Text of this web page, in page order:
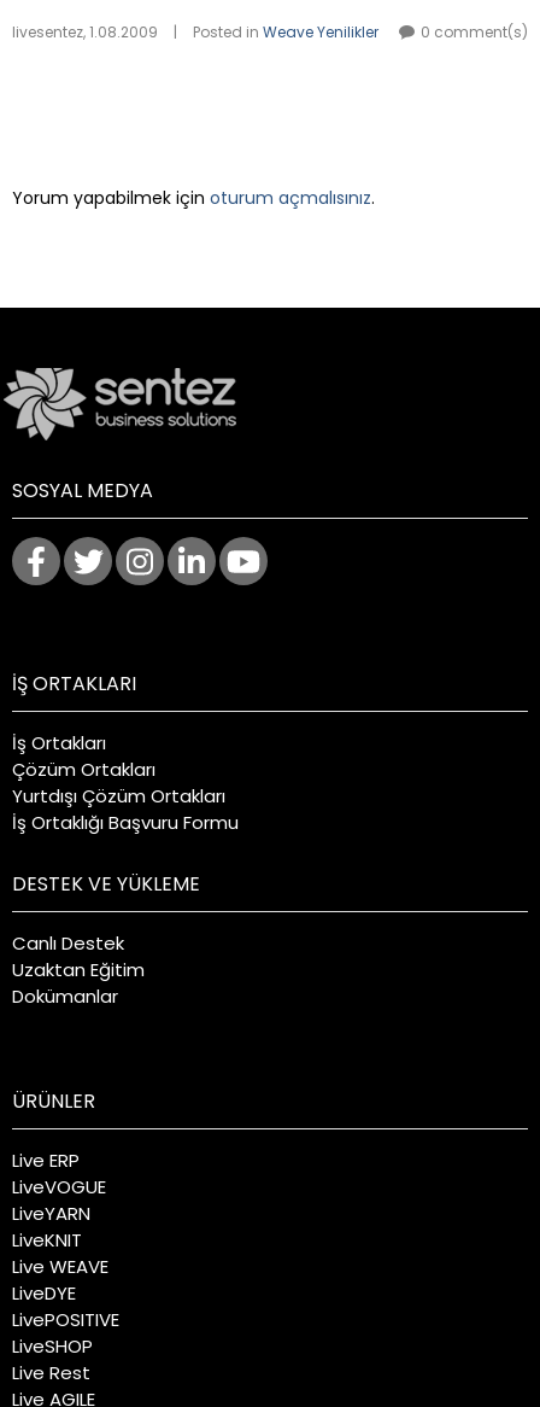
livesentez,1.08.2009 | Posted in Weave Yenilikler 0 comment(s)
Yorum yapabilmek için oturum açmalısınız.
SOSYAL MEDYA
İŞ ORTAKLARI
İş Ortakları
Çözüm Ortakları
Yurtdışı Çözüm Ortakları
İş Ortaklığı Başvuru Formu
DESTEK VE YÜKLEME
Canlı Destek
Uzaktan Eğitim
Dokümanlar
ÜRÜNLER
Live ERP
LiveVOGUE
LiveYARN
LiveKNIT
Live WEAVE
LiveDYE
LivePOSITIVE
LiveSHOP
Live Rest
Live AGILE